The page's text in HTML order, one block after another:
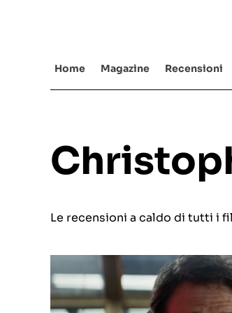
Home Magazine Recensioni
Le recensioni a caldo di tutti i